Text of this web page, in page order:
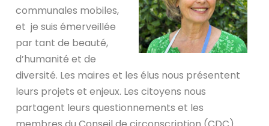
communales mobiles,
et je suis émerveillée
par tant de beauté,
d’humanité et de
diversité. Les maires et les élus nous présentent
leurs projets et enjeux. Les citoyens nous
partagent leurs questionnements et les